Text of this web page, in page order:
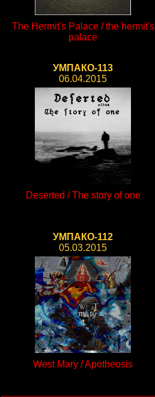
The Hermit's Palace / the hermit's
palace
УМПАКО-113
06.04.2015
Deserted / The story of one
УМПАКО-112
05.03.2015
West Mary / Apotheosis